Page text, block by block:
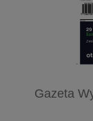
religie
Gazeta